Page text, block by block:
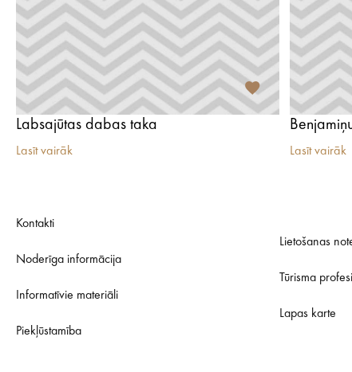
Labsajūtas dabas taka
Lasīt vairāk Lasīt vairāk
Kontakti
Noderīga informācija
Informatīvie materiāli
Piekļūstamība
Lietošanas
Tūrisma
Lapas karte